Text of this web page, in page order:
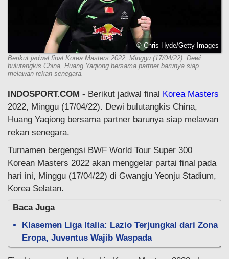
© Chris Hyde/Getty Images
Berikut jadwal final Korea Masters 2022, Minggu (17/04/22). Dewi
bulutangkis China, Huang Yaqiong bersama partner barunya siap
melawan rekan senegara.
INDOSPORT.COM - Berikut jadwal final Korea Masters
2022, Minggu (17/04/22). Dewi bulutangkis China,
Huang Yaqiong bersama partner barunya siap melawan
rekan senegara.
Turnamen bergengsi BWF World Tour Super 300
Korean Masters 2022 akan menggelar partai final pada
hari ini, Minggu (17/04/22) di Gwangju Yeonju Stadium,
Korea Selatan.
Baca Juga
Klasemen Liga Italia: Lazio Terjungkal dari Zona
Eropa, Juventus Wajib Waspada